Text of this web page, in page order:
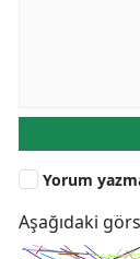
Yorum
Aşağıdaki